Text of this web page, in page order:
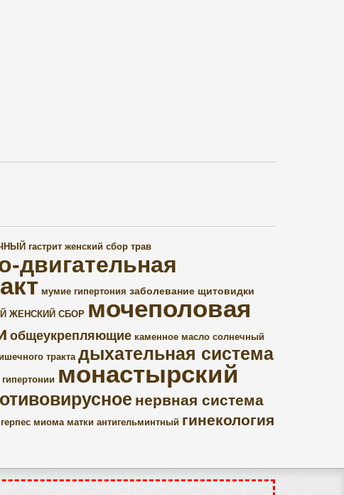
гастрит женский сбор трав
двигательная
мумие гипертония заболевание щитовидки
ЖЕНСКИЙ СБОР мочеполовая
общеукрепляющие каменное масло солнечный
тракта дыхательная система
монастырский
нервная система
герпес миома матки антигельминтный гинекология